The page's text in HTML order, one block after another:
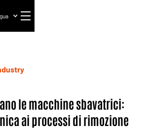
le macchine sbavatrici:
ai processi di rimozione